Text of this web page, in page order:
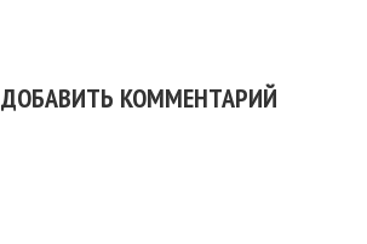
ДОБАВИТЬ КОММЕНТАРИЙ